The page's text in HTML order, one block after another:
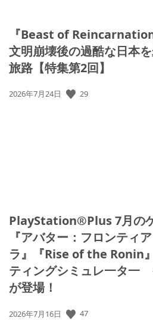
『Beast of
文明崩壊後の過酷な日本
旅路【特集第2回】
公
2026年7月24日 29
PlayStation®Plus 7月の
『アバター：フロンティ
ラ』『Rise of the Ronin
ティングシミュレ一タ一
が登場！
公
2026年7月16日 47